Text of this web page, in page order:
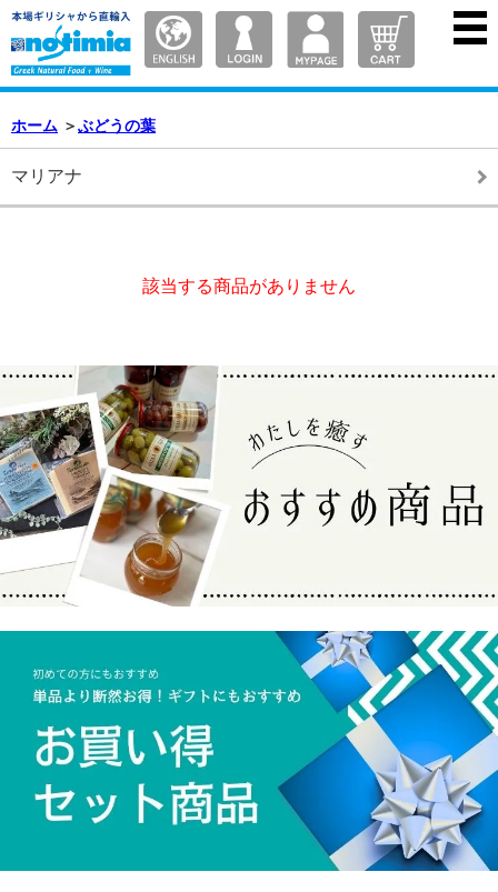
ホーム ＞ぶどうの葉
マリアナ
該当する商品がありません